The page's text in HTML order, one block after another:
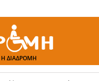
Η ΔΙΑΔΡΟΜΗ